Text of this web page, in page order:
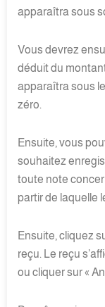
apparaîtra sous
Vous devrez
déduit du
apparaîtra sous
zéro.
Ensuite, vous
souhaitez
toute note
partir de laquelle
Ensuite, cliquez
reçu. Le reçu
ou cliquer sur «